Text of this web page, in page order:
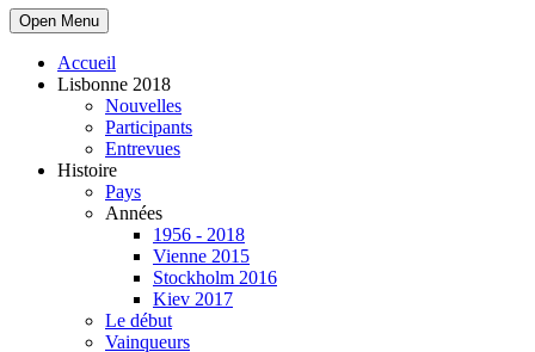
Open Menu
Accueil
Lisbonne 2018
Nouvelles
Participants
Entrevues
Histoire
Pays
Années
1956 - 2018
Vienne 2015
Stockholm 2016
Kiev 2017
Le début
Vainqueurs